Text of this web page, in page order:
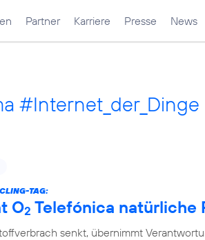
Partner Karriere Presse News
TAG:
O2 Telefónica natürliche
senkt, übernimmt